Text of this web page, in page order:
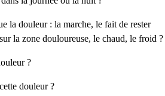
la douleur : la marche, le fait de rester
la zone douloureuse, le chaud, le froid ?
?
douleur ?